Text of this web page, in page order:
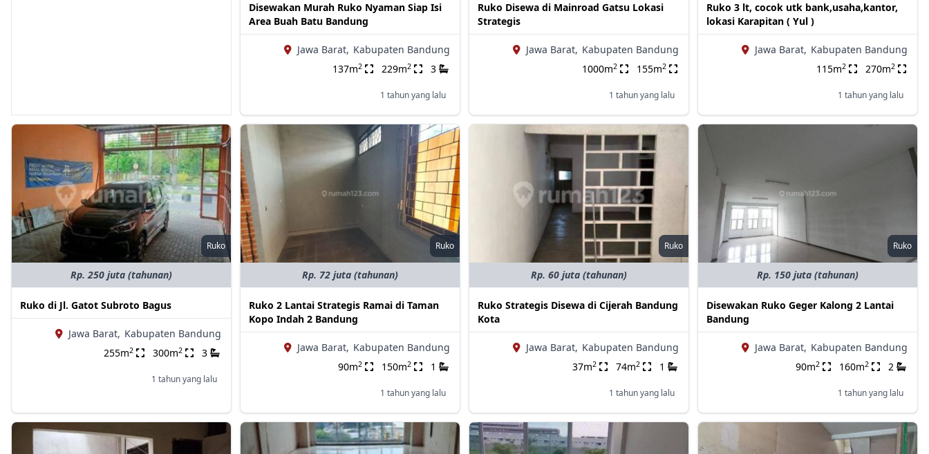
Disewakan Murah Ruko Nyaman Siap Isi
Area Buah Batu Bandung
Jawa Barat, Kabupaten Bandung
137m2 229m2 3
1 tahun yang lalu
Ruko Disewa di Mainroad Gatsu Lokasi
Strategis
Jawa Barat, Kabupaten Bandung
1000m2 155m2
1 tahun yang lalu
Ruko 3 lt, cocok utk bank,usaha,kantor,
lokasi Karapitan ( Yul )
Jawa Barat, Kabupaten Bandung
115m2 270m2
1 tahun yang lalu
Ruko
Rp. 250 juta (tahunan)
Ruko di Jl. Gatot Subroto Bagus
Jawa Barat, Kabupaten Bandung
255m2 300m2 3
1 tahun yang lalu
Ruko
Rp. 72 juta (tahunan)
Ruko 2 Lantai Strategis Ramai di Taman
Kopo Indah 2 Bandung
Jawa Barat, Kabupaten Bandung
90m2 150m2 1
1 tahun yang lalu
Ruko
Rp. 60 juta (tahunan)
Ruko Strategis Disewa di Cijerah Bandung
Kota
Jawa Barat, Kabupaten Bandung
37m2 74m2 1
1 tahun yang lalu
Ruko
Rp. 150 juta (tahunan)
Disewakan Ruko Geger Kalong 2 Lantai
Bandung
Jawa Barat, Kabupaten Bandung
90m2 160m2 2
1 tahun yang lalu